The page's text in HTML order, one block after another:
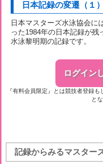
日本記録の変遷（１）
日本マスターズ水泳協会に
った1984年の日本記録が
水泳黎明期の記録です。
ログイン
『有料会員限定』とは競技者登録
と
記録からみるマスタ